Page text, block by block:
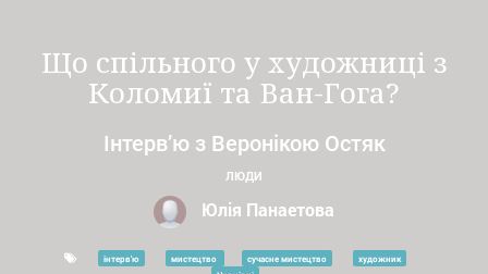
Що спільного у художниці з
Коломиї та Ван-Гога?
Інтерв’ю з Веронікою Остяк
ЛЮДИ
Юлія Панаетова
інтерв'ю мистецтво сучасне мистецтво
художник